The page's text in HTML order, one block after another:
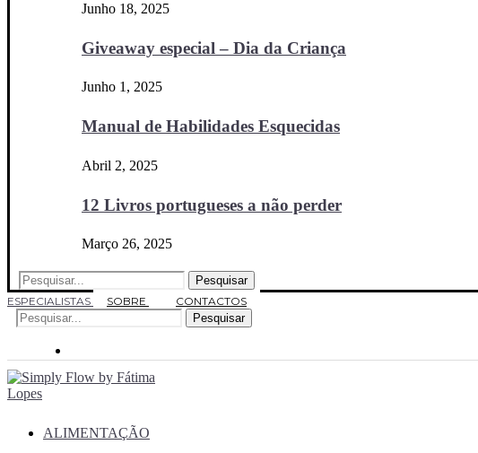
Junho 18, 2025
Giveaway especial – Dia da Criança
Junho 1, 2025
Manual de Habilidades Esquecidas
Abril 2, 2025
12 Livros portugueses a não perder
Março 26, 2025
Pesquisar
ESPECIALISTAS
SOBRE
CONTACTOS
Pesquisar
ALIMENTAÇÃO